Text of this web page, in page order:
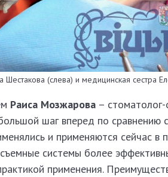
(слева) и медицинская сестра
Раиса Мозжарова –
шаг вперед по сравнению
и применяются сейчас в
системы более
применения.